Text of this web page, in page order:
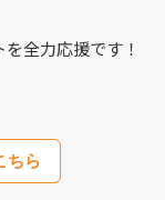
全力応援です！
ちら